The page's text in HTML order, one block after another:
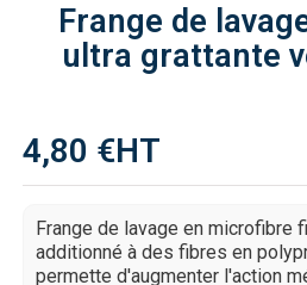
Frange de
ultra grattante
4,80 €HT
Frange de lavage en microfibre
additionné à des fibres en
permette d'augmenter l'action